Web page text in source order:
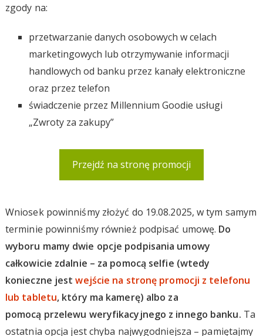
zgody na:
przetwarzanie danych osobowych w celach
marketingowych lub otrzymywanie informacji
handlowych od banku przez kanały elektroniczne
oraz przez telefon
świadczenie przez Millennium Goodie usługi
„Zwroty za zakupy”
Przejdź na stronę promocji
Wniosek powinniśmy złożyć do 19.08.2025, w tym samym
terminie powinniśmy również podpisać umowę. Do
wyboru mamy dwie opcje podpisania umowy
całkowicie zdalnie – za pomocą selfie (wtedy
konieczne jestwejście na stronę promocji z telefonu
lub tabletu, który ma kamerę) albo za
pomocą przelewu weryfikacyjnego z innego banku. Ta
ostatnia opcja jest chyba najwygodniejsza – pamiętajmy